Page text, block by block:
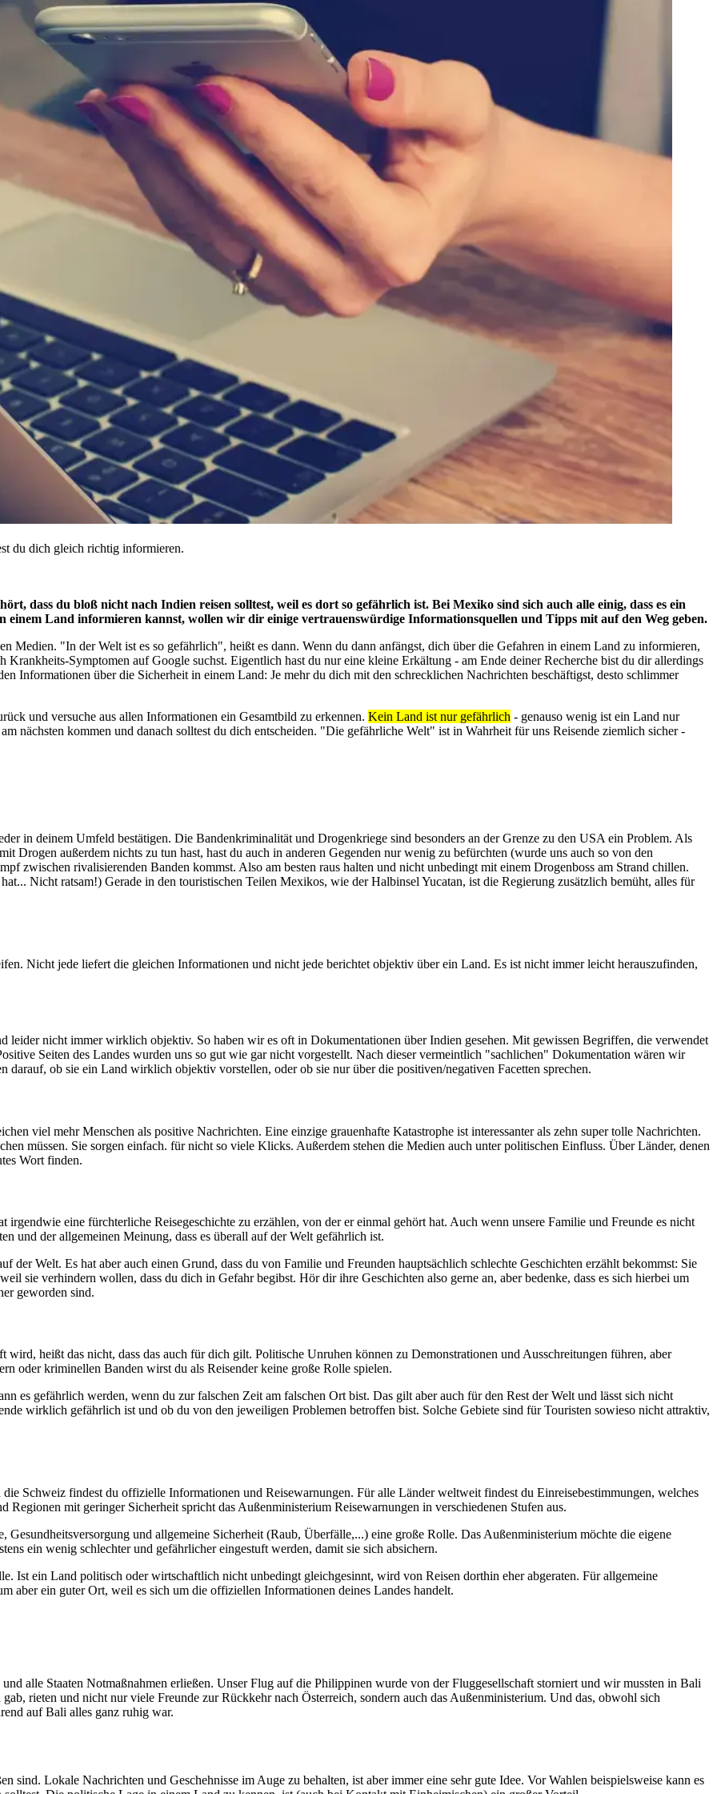
du dich gleich richtig informieren.
dass du bloß nicht nach Indien reisen solltest, weil es dort so gefährlich ist. Bei Mexiko sind sich auch alle einig, dass es ein
Land informieren kannst, wollen wir dir einige vertrauenswürdige Informationsquellen und Tipps mit auf den Weg geben.
Medien. "In der Welt ist es so gefährlich", heißt es dann. Wenn du dann anfängst, dich über die Gefahren in einem Land zu informieren,
Symptomen auf Google suchst. Eigentlich hast du nur eine kleine Erkältung - am Ende deiner Recherche bist du dir allerdings
Informationen über die Sicherheit in einem Land: Je mehr du dich mit den schrecklichen Nachrichten beschäftigst, desto schlimmer
und versuche aus allen Informationen ein Gesamtbild zu erkennen. Kein Land ist nur gefährlich - genauso wenig ist ein Land nur
nächsten kommen und danach solltest du dich entscheiden. "Die gefährliche Welt" ist in Wahrheit für uns Reisende ziemlich sicher -
in deinem Umfeld bestätigen. Die Bandenkriminalität und Drogenkriege sind besonders an der Grenze zu den USA ein Problem. Als
Drogen außerdem nichts zu tun hast, hast du auch in anderen Gegenden nur wenig zu befürchten (wurde uns auch so von den
zwischen rivalisierenden Banden kommst. Also am besten raus halten und nicht unbedingt mit einem Drogenboss am Strand chillen.
Nicht ratsam!) Gerade in den touristischen Teilen Mexikos, wie der Halbinsel Yucatan, ist die Regierung zusätzlich bemüht, alles für
Nicht jede liefert die gleichen Informationen und nicht jede berichtet objektiv über ein Land. Es ist nicht immer leicht herauszufinden,
leider nicht immer wirklich objektiv. So haben wir es oft in Dokumentationen über Indien gesehen. Mit gewissen Begriffen, die verwendet
Seiten des Landes wurden uns so gut wie gar nicht vorgestellt. Nach dieser vermeintlich "sachlichen" Dokumentation wären wir
darauf, ob sie ein Land wirklich objektiv vorstellen, oder ob sie nur über die positiven/negativen Facetten sprechen.
viel mehr Menschen als positive Nachrichten. Eine einzige grauenhafte Katastrophe ist interessanter als zehn super tolle Nachrichten.
müssen. Sie sorgen einfach. für nicht so viele Klicks. Außerdem stehen die Medien auch unter politischen Einfluss. Über Länder, denen
Wort finden.
eine fürchterliche Reisegeschichte zu erzählen, von der er einmal gehört hat. Auch wenn unsere Familie und Freunde es nicht
und der allgemeinen Meinung, dass es überall auf der Welt gefährlich ist.
der Welt. Es hat aber auch einen Grund, dass du von Familie und Freunden hauptsächlich schlechte Geschichten erzählt bekommst: Sie
sie verhindern wollen, dass du dich in Gefahr begibst. Hör dir ihre Geschichten also gerne an, aber bedenke, dass es sich hierbei um
geworden sind.
heißt das nicht, dass das auch für dich gilt. Politische Unruhen können zu Demonstrationen und Ausschreitungen führen, aber
oder kriminellen Banden wirst du als Reisender keine große Rolle spielen.
es gefährlich werden, wenn du zur falschen Zeit am falschen Ort bist. Das gilt aber auch für den Rest der Welt und lässt sich nicht
wirklich gefährlich ist und ob du von den jeweiligen Problemen betroffen bist. Solche Gebiete sind für Touristen sowieso nicht attraktiv,
Schweiz findest du offizielle Informationen und Reisewarnungen. Für alle Länder weltweit findest du Einreisebestimmungen, welches
mit geringer Sicherheit spricht das Außenministerium Reisewarnungen in verschiedenen Stufen aus.
und allgemeine Sicherheit (Raub, Überfälle,...) eine große Rolle. Das Außenministerium möchte die eigene
ein wenig schlechter und gefährlicher eingestuft werden, damit sie sich absichern.
Ist ein Land politisch oder wirtschaftlich nicht unbedingt gleichgesinnt, wird von Reisen dorthin eher abgeraten. Für allgemeine
aber ein guter Ort, weil es sich um die offiziellen Informationen deines Landes handelt.
alle Staaten Notmaßnahmen erließen. Unser Flug auf die Philippinen wurde von der Fluggesellschaft storniert und wir mussten in Bali
rieten und nicht nur viele Freunde zur Rückkehr nach Österreich, sondern auch das Außenministerium. Und das, obwohl sich
auf Bali alles ganz ruhig war.
sind. Lokale Nachrichten und Geschehnisse im Auge zu behalten, ist aber immer eine sehr gute Idee. Vor Wahlen beispielsweise kann es